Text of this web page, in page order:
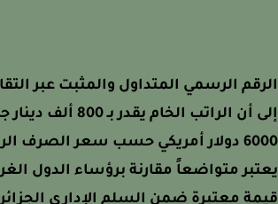
الرسمي المتداول والمثبت عبر
إلى أن الراتب الخام يقدر بـ
6000 دولار أمريكي حسب سعر الصرف
متواضعاً مقارنة برؤساء الدول
معتبرة ضمن السلم الإداري